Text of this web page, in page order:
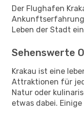
Der Flughafen
Leben der Stadt
Sehenswerte
Krakau ist eine
Attraktionen für
Natur oder
etwas dabei.